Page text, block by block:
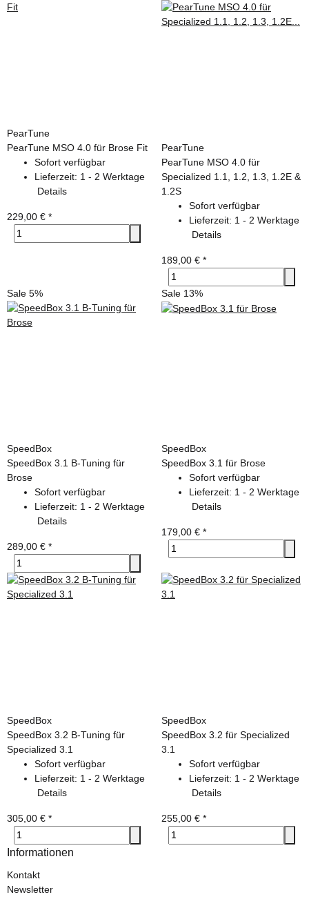
PearTune
PearTune MSO 4.0 für Brose Fit
Sofort verfügbar
Lieferzeit: 1 - 2 Werktage
Details
229,00 € *
PearTune
PearTune MSO 4.0 für
Specialized 1.1, 1.2, 1.3, 1.2E &
1.2S
Sofort verfügbar
Lieferzeit: 1 - 2 Werktage
Details
189,00 € *
Sale 5%
SpeedBox
SpeedBox 3.1 B-Tuning für
Brose
Sofort verfügbar
Lieferzeit: 1 - 2 Werktage
Details
289,00 € *
Sale 13%
SpeedBox
SpeedBox 3.1 für Brose
Sofort verfügbar
Lieferzeit: 1 - 2 Werktage
Details
179,00 € *
SpeedBox
SpeedBox 3.2 B-Tuning für
Specialized 3.1
Sofort verfügbar
Lieferzeit: 1 - 2 Werktage
Details
305,00 € *
SpeedBox
SpeedBox 3.2 für Specialized
3.1
Sofort verfügbar
Lieferzeit: 1 - 2 Werktage
Details
255,00 € *
Informationen
Kontakt
Newsletter